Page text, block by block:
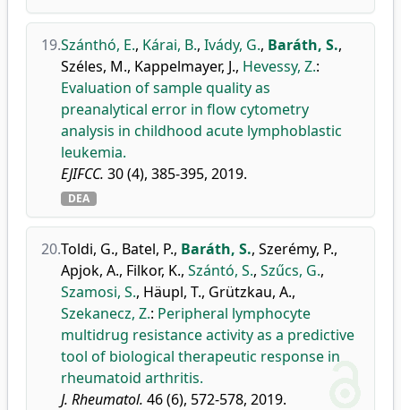
19.Szánthó, E., Kárai, B., Ivády, G., Baráth, S.,
Széles, M., Kappelmayer, J., Hevessy, Z.:
Evaluation of sample quality as
preanalytical error in flow cytometry
analysis in childhood acute lymphoblastic
leukemia.
EJIFCC. 30 (4), 385-395, 2019.
DEA
20.Toldi, G., Batel, P., Baráth, S., Szerémy, P.,
Apjok, A., Filkor, K., Szántó, S., Szűcs, G.,
Szamosi, S., Häupl, T., Grützkau, A.,
Szekanecz, Z.: Peripheral lymphocyte
multidrug resistance activity as a predictive
tool of biological therapeutic response in
rheumatoid arthritis.
J. Rheumatol. 46 (6), 572-578, 2019.